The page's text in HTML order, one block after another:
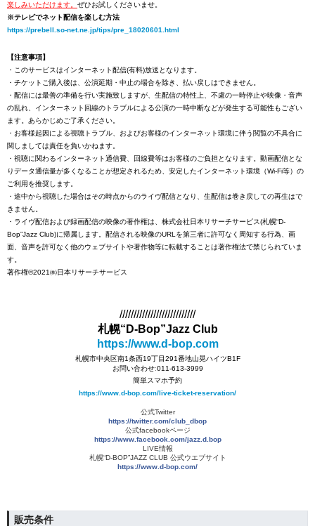
楽しみいただけます。 ぜひお試しくださいませ。
※テレビでネット配信を楽しむ方法
https://prebell.so-net.ne.jp/tips/pre_18020601.html
【注意事項】
・このサービスはインターネット配信(有料)放送となります。
・チケットご購入後は、公演延期・中止の場合を除き、払い戻しはできません。
・配信には最善の準備を行い実施致しますが、生配信の特性上、不慮の一時停止や映像・音声
の乱れ、インターネット回線のトラブルによる公演の一時中断などが発生する可能性もござい
ます。あらかじめご了承ください。
・お客様起因による視聴トラブル、およびお客様のインターネット環境に伴う閲覧の不具合に
関しましては責任を負いかねます。
・視聴に関わるインターネット通信費、回線費等はお客様のご負担となります。動画配信とな
りデータ通信量が多くなることが想定されるため、安定したインターネット環境（Wi-Fi等）の
ご利用を推奨します。
・途中から視聴した場合はその時点からのライヴ配信となり、生配信は巻き戻しての再生はで
きません。
・ライヴ配信および録画配信の映像の著作権は、株式会社日本リサーチサービス(札幌“D-
Bop”Jazz Club)に帰属します。配信される映像のURLを第三者に許可なく周知する行為、画
面、音声を許可なく他のウェブサイトや著作物等に転載することは著作権法で禁じられていま
す。
著作権©2021㈱日本リサーチサービス
///////////////////////////
札幌“D-Bop”Jazz Club
https://www.d-bop.com
札幌市中央区南1条西19丁目291番地山晃ハイツB1F
お問い合わせː011-613-3999
簡単スマホ予約
https://www.d-bop.com/live-ticket-reservation/
公式Twitter
https://twitter.com/club_dbop
公式facebookページ
https://www.facebook.com/jazz.d.bop
LIVE情報
札幌“D-BOP”JAZZ CLUB 公式ウエブサイト
https://www.d-bop.com/
販売条件